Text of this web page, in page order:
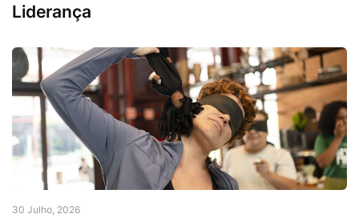
Liderança
30 Julho, 2026